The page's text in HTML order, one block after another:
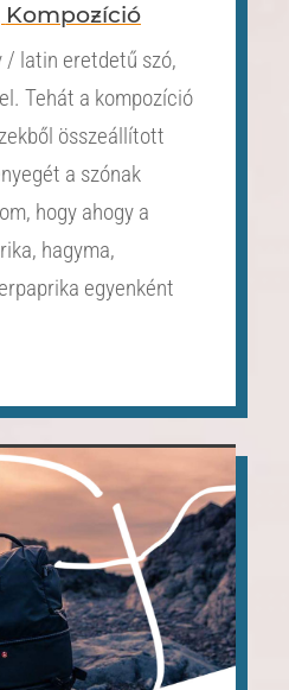
Kompozíció
/ latin eretdetű szó,
Tehát a kompozíció
összeállított
a szónak
hogy ahogy a
hagyma,
egyenként